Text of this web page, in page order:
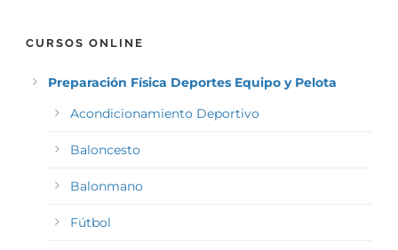
CURSOS ONLINE
Preparación Física Deportes Equipo y Pelota
Acondicionamiento Deportivo
Baloncesto
Balonmano
Fútbol